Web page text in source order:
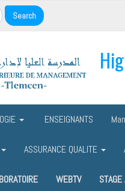
ENSEIGNANTS
ASSURANCE QUALITE
WEBTV STAGE